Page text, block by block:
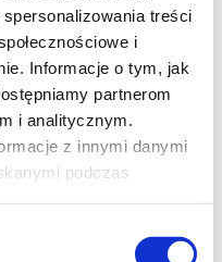
spersonalizowania treści
i
Informacje o tym, jak
partnerom
i analitycznym.
z innymi danymi
podczas